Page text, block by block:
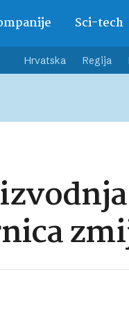
Sci-tech
Hrvatska Regija